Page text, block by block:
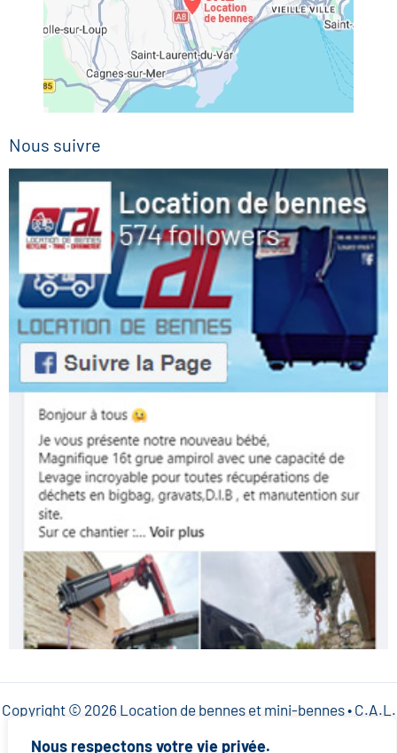
Nous respectons votre vie privée.
Nous suivre
Copyright © 2026 Location de bennes et mini-bennes • C.A.L.